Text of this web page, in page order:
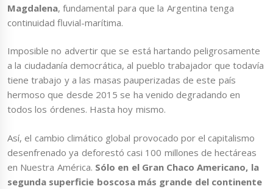
Magdalena, fundamental para que la Argentina tenga
continuidad fluvial-marítima.
Imposible no advertir que se está hartando peligrosamente
a la ciudadanía democrática, al pueblo trabajador que todavía
tiene trabajo y a las masas pauperizadas de este país
hermoso que desde 2015 se ha venido degradando en
todos los órdenes. Hasta hoy mismo.
Así, el cambio climático global provocado por el capitalismo
desenfrenado ya deforestó casi 100 millones de hectáreas
en Nuestra América. Sólo en el Gran Chaco Americano, la
segunda superficie boscosa más grande del continente